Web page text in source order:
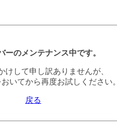
ーのメンテナンス中です。
けして申し訳ありませんが、
いてから再度お試しください。
戻る